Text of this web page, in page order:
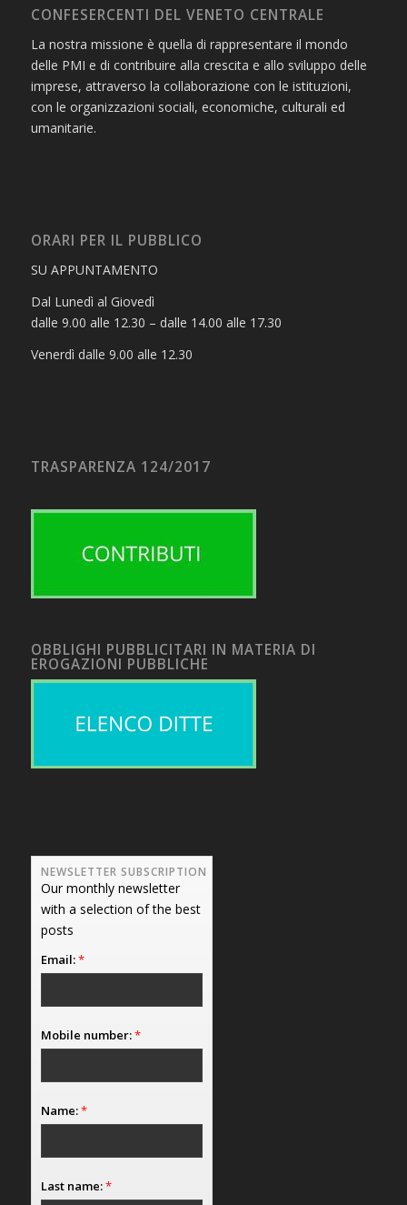
CONFESERCENTI DEL VENETO CENTRALE
La nostra missione è quella di rappresentare il mondo
delle PMI e di contribuire alla crescita e allo sviluppo delle
imprese, attraverso la collaborazione con le istituzioni,
con le organizzazioni sociali, economiche, culturali ed
umanitarie.
ORARI PER IL PUBBLICO
SU APPUNTAMENTO
Dal Lunedì al Giovedì
dalle 9.00 alle 12.30 – dalle 14.00 alle 17.30
Venerdì dalle 9.00 alle 12.30
TRASPARENZA 124/2017
OBBLIGHI PUBBLICITARI IN MATERIA DI
EROGAZIONI PUBBLICHE
NEWSLETTER SUBSCRIPTION
Our monthly newsletter
with a selection of the best
posts
Email:*
Mobile number:*
Name:*
Last name:*